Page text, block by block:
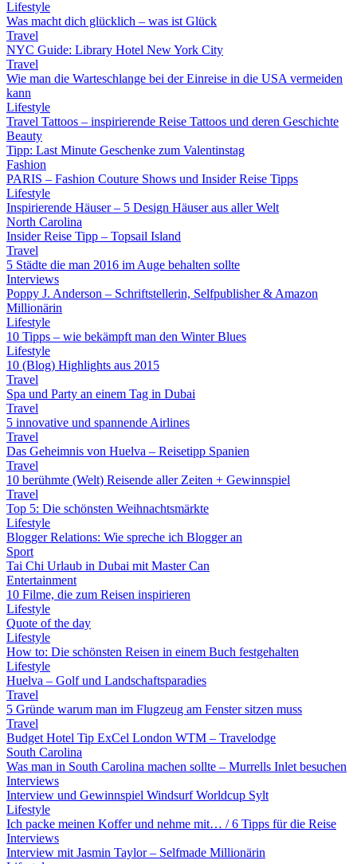
Lifestyle
Was macht dich glücklich – was ist Glück
Travel
NYC Guide: Library Hotel New York City
Travel
Wie man die Warteschlange bei der Einreise in die USA vermeiden
kann
Lifestyle
Travel Tattoos – inspirierende Reise Tattoos und deren Geschichte
Beauty
Tipp: Last Minute Geschenke zum Valentinstag
Fashion
PARIS – Fashion Couture Shows und Insider Reise Tipps
Lifestyle
Inspirierende Häuser – 5 Design Häuser aus aller Welt
North Carolina
Insider Reise Tipp – Topsail Island
Travel
5 Städte die man 2016 im Auge behalten sollte
Interviews
Poppy J. Anderson – Schriftstellerin, Selfpublisher & Amazon
Millionärin
Lifestyle
10 Tipps – wie bekämpft man den Winter Blues
Lifestyle
10 (Blog) Highlights aus 2015
Travel
Spa und Party an einem Tag in Dubai
Travel
5 innovative und spannende Airlines
Travel
Das Geheimnis von Huelva – Reisetipp Spanien
Travel
10 berühmte (Welt) Reisende aller Zeiten + Gewinnspiel
Travel
Top 5: Die schönsten Weihnachtsmärkte
Lifestyle
Blogger Relations: Wie spreche ich Blogger an
Sport
Tai Chi Urlaub in Dubai mit Master Can
Entertainment
10 Filme, die zum Reisen inspirieren
Lifestyle
Quote of the day
Lifestyle
How to: Die schönsten Reisen in einem Buch festgehalten
Lifestyle
Huelva – Golf und Landschaftsparadies
Travel
5 Gründe warum man im Flugzeug am Fenster sitzen muss
Travel
Budget Hotel Tip ExCel London WTM – Travelodge
South Carolina
Was man in South Carolina machen sollte – Murrells Inlet besuchen
Interviews
Interview und Gewinnspiel Windsurf Worldcup Sylt
Lifestyle
Ich packe meinen Koffer und nehme mit… / 6 Tipps für die Reise
Interviews
Interview mit Jasmin Taylor – Selfmade Millionärin